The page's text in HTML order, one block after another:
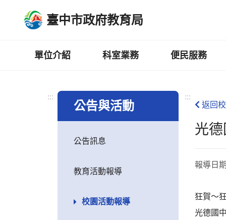
臺中市政府教育局
單位介紹 科室業務 便民服務
:::
公告與活動
公告訊息
教育活動報導
校園活動報導
:::
返回
光
報導日
狂賀～
光德國